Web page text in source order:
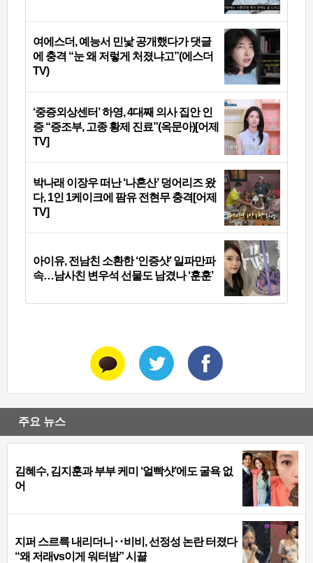
여에스더, 예능서 민낯 공개했다가 댓글
에 충격 “눈 왜 저렇게 처졌냐고”(에스더
TV)
‘중증외상센터’ 하영, 4대째 의사 집안 인
증 “증조부, 고종 황제 진료”(옥문아)[어제
TV]
박나래 이장우 떠난 ‘나혼산’ 덩어리즈 왔
다, 1인 1케이크에 팜유 전현무 충격[어제
TV]
아이유, 전남친 소환한 ‘인증샷’ 일파만파
속…남사친 변우석 선물도 남겼나 ‘훈훈’
주요 뉴스
김혜수, 김지훈과 부부 케미 ‘얼빡샷’에도 굴욕 없
어
지퍼 스르륵 내리더니‥비비, 선정성 논란 터졌다
“왜 저래vs이게 워터밤” 시끌